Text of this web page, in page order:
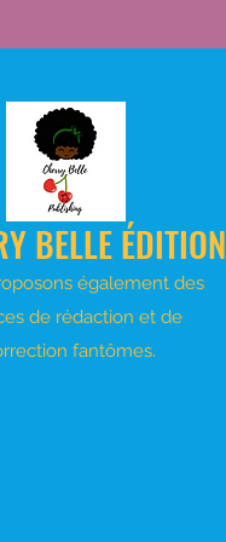
BELLE ÉDITION
également des
de rédaction et de
fantômes.